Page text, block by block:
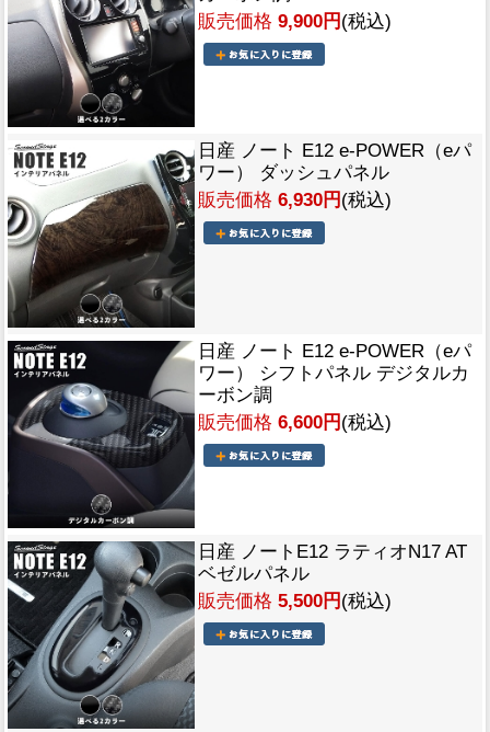
販売価格 9,900円 (税込)
日産 ノート E12 e-POWER（eパ
ワー） ダッシュパネル
販売価格 6,930円 (税込)
日産 ノート E12 e-POWER（eパ
ワー） シフトパネル デジタルカ
ーボン調
販売価格 6,600円 (税込)
日産 ノートE12 ラティオN17 AT
ベゼルパネル
販売価格 5,500円 (税込)